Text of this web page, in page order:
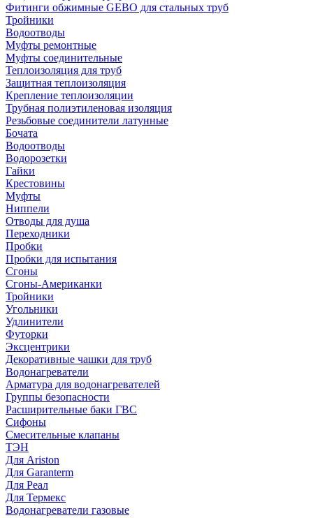
Фитинги обжимные GEBO для стальных труб
Тройники
Водоотводы
Муфты ремонтные
Муфты соединительные
Теплоизоляция для труб
Защитная теплоизоляция
Крепление теплоизоляции
Трубная полиэтиленовая изоляция
Резьбовые соединители латунные
Бочата
Водоотводы
Водорозетки
Гайки
Крестовины
Муфты
Ниппели
Отводы для душа
Переходники
Пробки
Пробки для испытания
Сгоны
Сгоны-Американки
Тройники
Угольники
Удлинители
Футорки
Эксцентрики
Декоративные чашки для труб
Водонагреватели
Арматура для водонагревателей
Группы безопасности
Расширительные баки ГВС
Сифоны
Смесительные клапаны
ТЭН
Для Ariston
Для Garanterm
Для Реал
Для Термекс
Водонагреватели газовые